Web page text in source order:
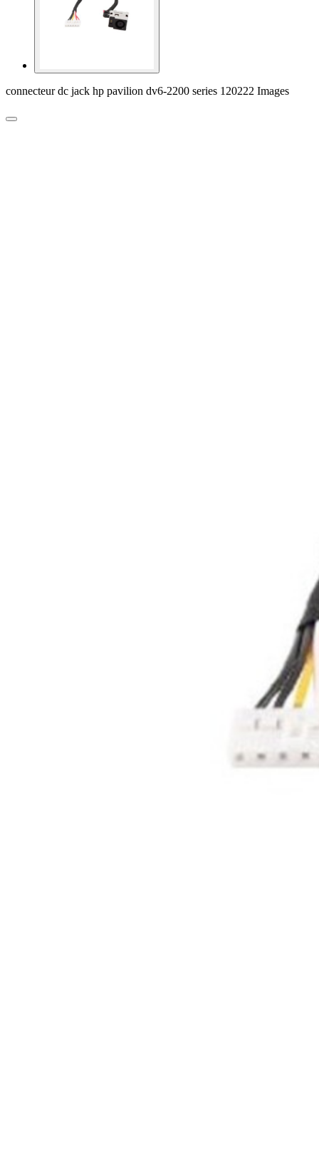
connecteur dc jack hp pavilion dv6-2200 series 120222 Images